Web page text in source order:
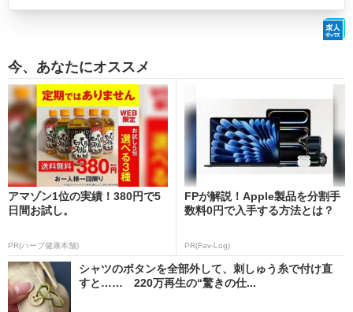
今、あなたにオススメ
アマゾン1位の実績！380円で5
日間お試し。
PR(ハーブ健康本舗)
FPが解説！Apple製品を分割手
数料0円で入手する方法とは？
PR(Fav-Log)
シャツのボタンを全部外して、刺しゅう糸で付け直
すと…… 220万再生の“驚きの仕...